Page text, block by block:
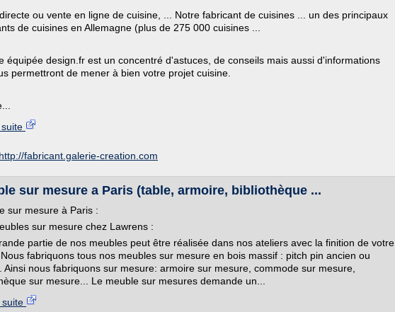
ou vente en ligne de cuisine, ... Notre fabricant de cuisines ... un des principaux
de cuisines en Allemagne (plus de 275 000 cuisines ...
équipée design.fr est un concentré d'astuces, de conseils mais aussi d'informations
permettront de mener à bien votre projet cuisine.
http://fabricant.galerie-creation.com
sur mesure a Paris (table, armoire, bibliothèque ...
sur mesure à Paris :
sur mesure chez Lawrens :
partie de nos meubles peut être réalisée dans nos ateliers avec la finition de votre
fabriquons tous nos meubles sur mesure en bois massif : pitch pin ancien ou
Ainsi nous fabriquons sur mesure: armoire sur mesure, commode sur mesure,
sur mesure... Le meuble sur mesures demande un...
suite